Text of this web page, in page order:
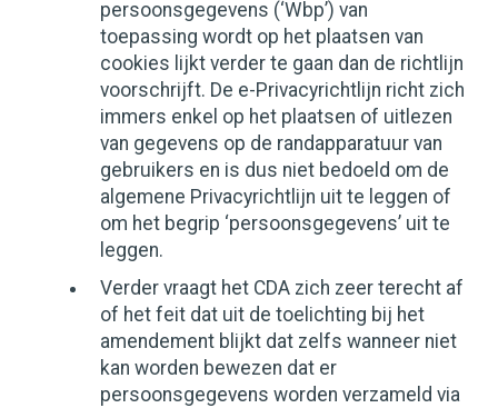
persoonsgegevens (‘Wbp’) van
toepassing wordt op het plaatsen van
cookies lijkt verder te gaan dan de richtlijn
voorschrijft. De e-Privacyrichtlijn richt zich
immers enkel op het plaatsen of uitlezen
van gegevens op de randapparatuur van
gebruikers en is dus niet bedoeld om de
algemene Privacyrichtlijn uit te leggen of
om het begrip ‘persoonsgegevens’ uit te
leggen.
Verder vraagt het CDA zich zeer terecht af
of het feit dat uit de toelichting bij het
amendement blijkt dat zelfs wanneer niet
kan worden bewezen dat er
persoonsgegevens worden verzameld via